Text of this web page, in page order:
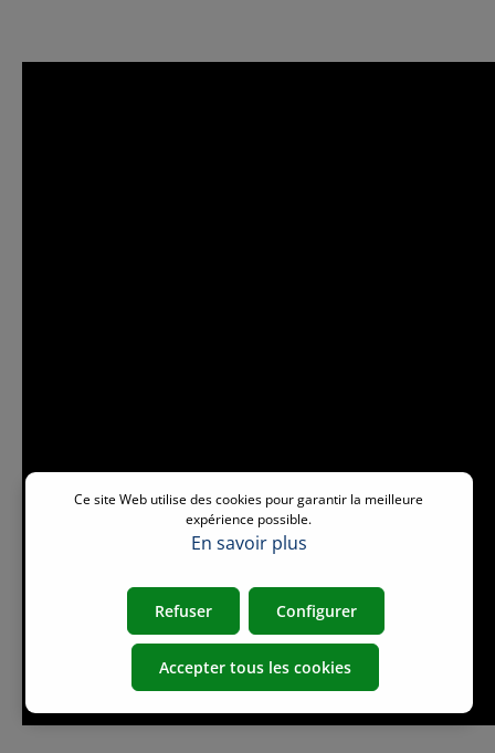
Ce site Web utilise des cookies pour garantir la meilleure
expérience possible.
En savoir plus
Refuser Configurer
Accepter tous les cookies